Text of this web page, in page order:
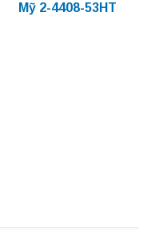
Mỹ 2-4408-53HT